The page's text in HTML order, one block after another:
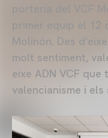
porteria del VCF
primer equip el 12
Molinón. Des
molt sentiment,
eixe ADN VCF
valencianisme i els